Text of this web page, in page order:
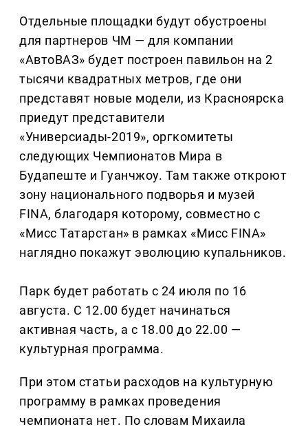
Отдельные площадки будут обустроены
для партнеров ЧМ — для компании
«АвтоВАЗ» будет построен павильон на 2
тысячи квадратных метров, где они
представят новые модели, из Красноярска
приедут представители
«Универсиады-2019», оргкомитеты
следующих Чемпионатов Мира в
Будапеште и Гуанчжоу. Там также откроют
зону национального подворья и музей
FINA, благодаря которому, совместно с
«Мисс Татарстан» в рамках «Мисс FINA»
наглядно покажут эволюцию купальников.
Парк будет работать с 24 июля по 16
августа. С 12.00 будет начинаться
активная часть, а с 18.00 до 22.00 —
культурная программа.
При этом статьи расходов на культурную
программу в рамках проведения
чемпионата нет. По словам Михаила